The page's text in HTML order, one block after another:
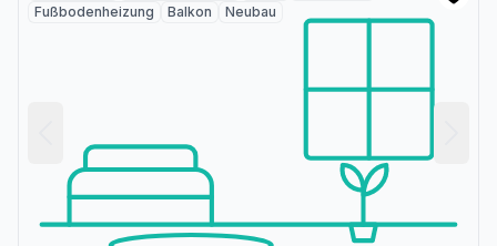
Fußbodenheizung
Balkon Neubau